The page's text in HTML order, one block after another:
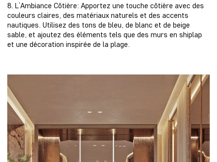
8. L’Ambiance Côtière: Apportez une touche côtière avec des
couleurs claires, des matériaux naturels et des accents
nautiques. Utilisez des tons de bleu, de blanc et de beige
sable, et ajoutez des éléments tels que des murs en shiplap
et une décoration inspirée de la plage.